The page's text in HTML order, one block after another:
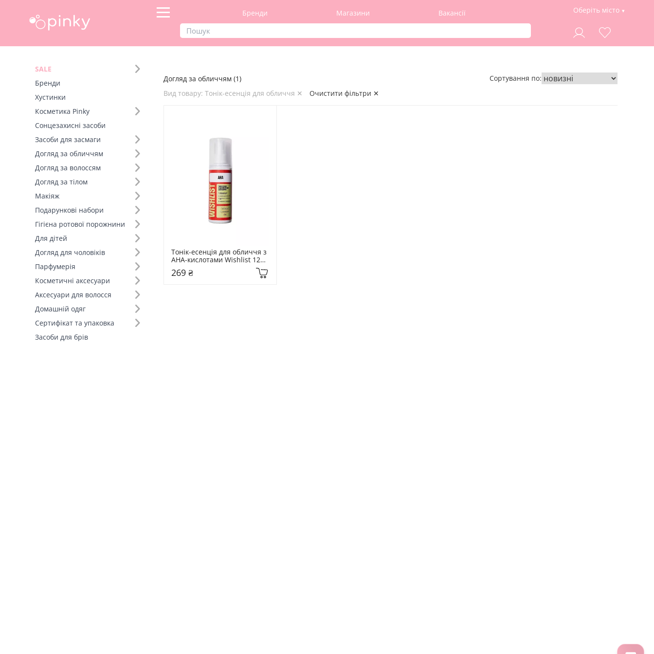
Бренди Магазини Вакансії Оберіть місто
SALE
Бренди
Хустинки
Косметика Pinky
Сонцезахисні засоби
Засоби для засмаги
Догляд за обличчям
Догляд за волоссям
Догляд за тілом
Макіяж
Подарункові набори
Гігієна ротової порожнини
Для дітей
Догляд для чоловіків
Парфумерія
Косметичні аксесуари
Аксесуари для волосся
Домашній одяг
Сертифікат та упаковка
Засоби для брів
Фільтр
Вид товару (92)
Догляд за обличчям (1)
Вид товару: Тонік-есенція для обличчя ✕
Очистити фільтри ✕
Сортування по:
Тонік-есенція для обличчя з
AHA-кислотами Wishlist 120
269 ₴